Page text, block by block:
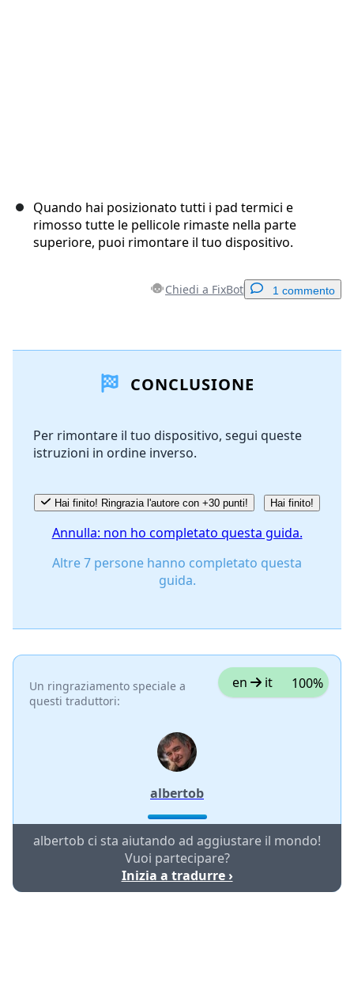
Quando hai posizionato tutti i pad termici e
rimosso tutte le pellicole rimaste nella parte
superiore, puoi rimontare il tuo dispositivo.
Chiedi a FixBot 1 commento
Aggiungi Commento
Annulla
CONCLUSIONE
Per rimontare il tuo dispositivo, segui queste
istruzioni in ordine inverso.
Hai finito! Ringrazia l'autore con +30 punti! Hai finito!
Annulla: non ho completato questa guida.
Altre 7 persone hanno completato questa
guida.
Un ringraziamento speciale a
questi traduttori:
en it 100%
albertob
albertob ci sta aiutando ad aggiustare il mondo!
Vuoi partecipare?
Inizia a tradurre ›